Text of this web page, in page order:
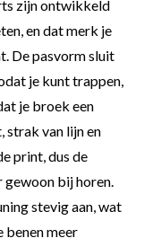
zijn ontwikkeld
en dat merk je
De pasvorm sluit
je kunt trappen,
je broek een
strak van lijn en
print, dus de
gewoon bij horen.
stevig aan, wat
benen meer